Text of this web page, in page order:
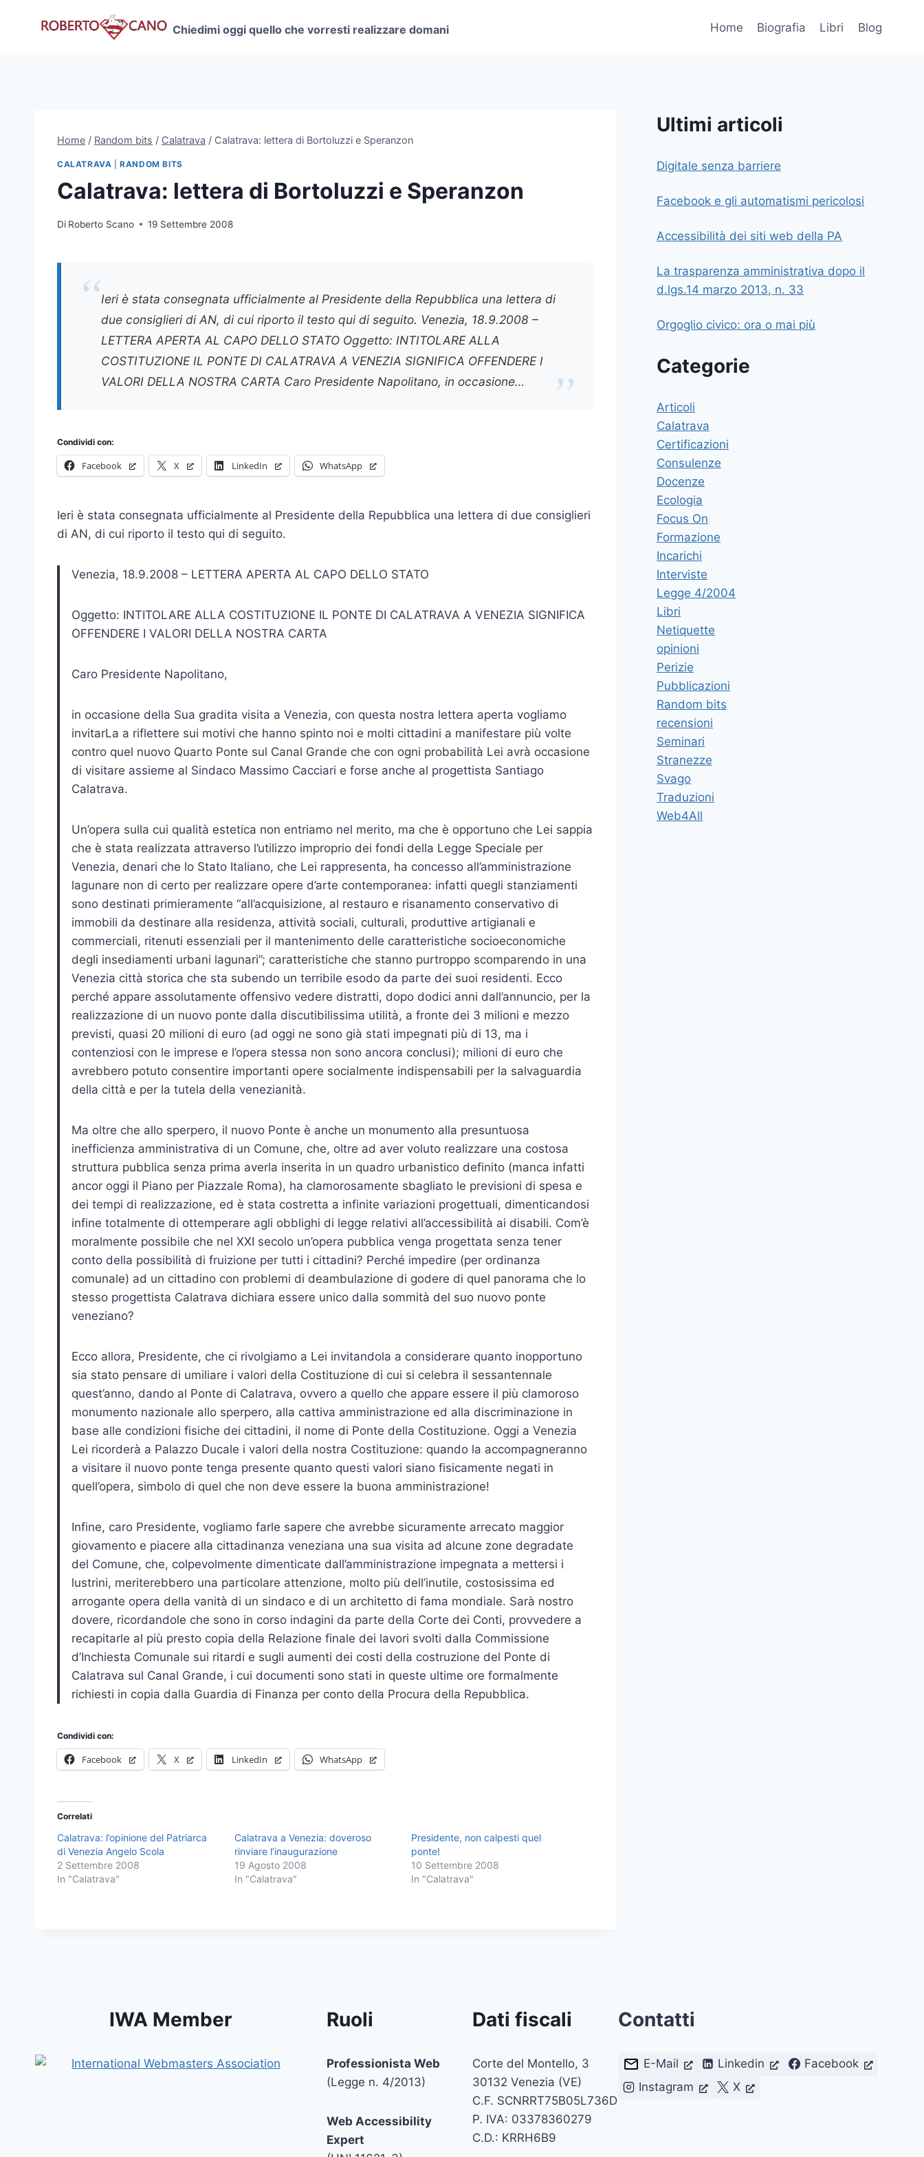
Chiedimi oggi quello che vorresti realizzare domani Home Biografia Libri Blog
Home / Random bits / Calatrava / Calatrava: lettera di Bortoluzzi e Speranzon
CALATRAVA |RANDOM BITS
Calatrava: lettera di Bortoluzzi e Speranzon
Di Roberto Scano 19 Settembre 2008
Ieri è stata consegnata ufficialmente al Presidente della Repubblica una lettera di
due consiglieri di AN, di cui riporto il testo qui di seguito. Venezia, 18.9.2008 –
LETTERA APERTA AL CAPO DELLO STATO Oggetto: INTITOLARE ALLA
COSTITUZIONE IL PONTE DI CALATRAVA A VENEZIA SIGNIFICA OFFENDERE I
VALORI DELLA NOSTRA CARTA Caro Presidente Napolitano, in occasione…
Condividi con:
Facebook X LinkedIn WhatsApp
Ieri è stata consegnata ufficialmente al Presidente della Repubblica una lettera di due consiglieri
di AN, di cui riporto il testo qui di seguito.
Venezia, 18.9.2008 – LETTERA APERTA AL CAPO DELLO STATO
Oggetto: INTITOLARE ALLA COSTITUZIONE IL PONTE DI CALATRAVA A VENEZIA SIGNIFICA
OFFENDERE I VALORI DELLA NOSTRA CARTA
Caro Presidente Napolitano,
in occasione della Sua gradita visita a Venezia, con questa nostra lettera aperta vogliamo
invitarLa a riflettere sui motivi che hanno spinto noi e molti cittadini a manifestare più volte
contro quel nuovo Quarto Ponte sul Canal Grande che con ogni probabilità Lei avrà occasione
di visitare assieme al Sindaco Massimo Cacciari e forse anche al progettista Santiago
Calatrava.
Un’opera sulla cui qualità estetica non entriamo nel merito, ma che è opportuno che Lei sappia
che è stata realizzata attraverso l’utilizzo improprio dei fondi della Legge Speciale per
Venezia, denari che lo Stato Italiano, che Lei rappresenta, ha concesso all’amministrazione
lagunare non di certo per realizzare opere d’arte contemporanea: infatti quegli stanziamenti
sono destinati primieramente “all’acquisizione, al restauro e risanamento conservativo di
immobili da destinare alla residenza, attività sociali, culturali, produttive artigianali e
commerciali, ritenuti essenziali per il mantenimento delle caratteristiche socioeconomiche
degli insediamenti urbani lagunari”; caratteristiche che stanno purtroppo scomparendo in una
Venezia città storica che sta subendo un terribile esodo da parte dei suoi residenti. Ecco
perché appare assolutamente offensivo vedere distratti, dopo dodici anni dall’annuncio, per la
realizzazione di un nuovo ponte dalla discutibilissima utilità, a fronte dei 3 milioni e mezzo
previsti, quasi 20 milioni di euro (ad oggi ne sono già stati impegnati più di 13, ma i
contenziosi con le imprese e l’opera stessa non sono ancora conclusi); milioni di euro che
avrebbero potuto consentire importanti opere socialmente indispensabili per la salvaguardia
della città e per la tutela della venezianità.
Ma oltre che allo sperpero, il nuovo Ponte è anche un monumento alla presuntuosa
inefficienza amministrativa di un Comune, che, oltre ad aver voluto realizzare una costosa
struttura pubblica senza prima averla inserita in un quadro urbanistico definito (manca infatti
ancor oggi il Piano per Piazzale Roma), ha clamorosamente sbagliato le previsioni di spesa e
dei tempi di realizzazione, ed è stata costretta a infinite variazioni progettuali, dimenticandosi
infine totalmente di ottemperare agli obblighi di legge relativi all’accessibilità ai disabili. Com’è
moralmente possibile che nel XXI secolo un’opera pubblica venga progettata senza tener
conto della possibilità di fruizione per tutti i cittadini? Perché impedire (per ordinanza
comunale) ad un cittadino con problemi di deambulazione di godere di quel panorama che lo
stesso progettista Calatrava dichiara essere unico dalla sommità del suo nuovo ponte
veneziano?
Ecco allora, Presidente, che ci rivolgiamo a Lei invitandola a considerare quanto inopportuno
sia stato pensare di umiliare i valori della Costituzione di cui si celebra il sessantennale
quest’anno, dando al Ponte di Calatrava, ovvero a quello che appare essere il più clamoroso
monumento nazionale allo sperpero, alla cattiva amministrazione ed alla discriminazione in
base alle condizioni fisiche dei cittadini, il nome di Ponte della Costituzione. Oggi a Venezia
Lei ricorderà a Palazzo Ducale i valori della nostra Costituzione: quando la accompagneranno
a visitare il nuovo ponte tenga presente quanto questi valori siano fisicamente negati in
quell’opera, simbolo di quel che non deve essere la buona amministrazione!
Infine, caro Presidente, vogliamo farle sapere che avrebbe sicuramente arrecato maggior
giovamento e piacere alla cittadinanza veneziana una sua visita ad alcune zone degradate
del Comune, che, colpevolmente dimenticate dall’amministrazione impegnata a mettersi i
lustrini, meriterebbero una particolare attenzione, molto più dell’inutile, costosissima ed
arrogante opera della vanità di un sindaco e di un architetto di fama mondiale. Sarà nostro
dovere, ricordandole che sono in corso indagini da parte della Corte dei Conti, provvedere a
recapitarle al più presto copia della Relazione finale dei lavori svolti dalla Commissione
d’Inchiesta Comunale sui ritardi e sugli aumenti dei costi della costruzione del Ponte di
Calatrava sul Canal Grande, i cui documenti sono stati in queste ultime ore formalmente
richiesti in copia dalla Guardia di Finanza per conto della Procura della Repubblica.
Condividi con:
Facebook X LinkedIn WhatsApp
Correlati
Calatrava: l’opinione del Patriarca
di Venezia Angelo Scola
2 Settembre 2008
In "Calatrava"
Calatrava a Venezia: doveroso
rinviare l’inaugurazione
19 Agosto 2008
In "Calatrava"
Presidente, non calpesti quel
ponte!
10 Settembre 2008
In "Calatrava"
Ultimi articoli
Digitale senza barriere
Facebook e gli automatismi pericolosi
Accessibilità dei siti web della PA
La trasparenza amministrativa dopo il
d.lgs.14 marzo 2013, n. 33
Orgoglio civico: ora o mai più
Categorie
Articoli
Calatrava
Certificazioni
Consulenze
Docenze
Ecologia
Focus On
Formazione
Incarichi
Interviste
Legge 4/2004
Libri
Netiquette
opinioni
Perizie
Pubblicazioni
Random bits
recensioni
Seminari
Stranezze
Svago
Traduzioni
Web4All
IWA Member Ruoli
Professionista Web
(Legge n. 4/2013)
Web Accessibility
Expert
Dati fiscali
Corte del Montello, 3
30132 Venezia (VE)
C.F. SCNRRT75B05L736D
P. IVA: 03378360279
C.D.: KRRH6B9
Contatti
E-Mail Linkedin
Facebook
Instagram
X